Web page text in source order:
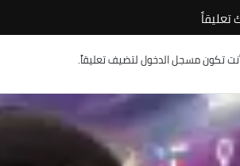
منذ 4 أسابيع
تعليقاً
تكونمسجل الدخوللتضيف تعليقاً.